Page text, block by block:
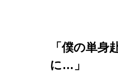
「僕の単
に…」